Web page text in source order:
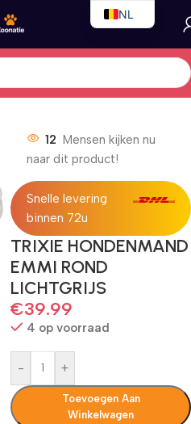
12 Mensen kijken nu
naar dit product!
Snelle levering
binnen 72u
TRIXIE HONDENMAND
EMMI ROND
LICHTGRIJS
€39.99
4 op voorraad
- +
Toevoegen Aan
Winkelwagen
NL